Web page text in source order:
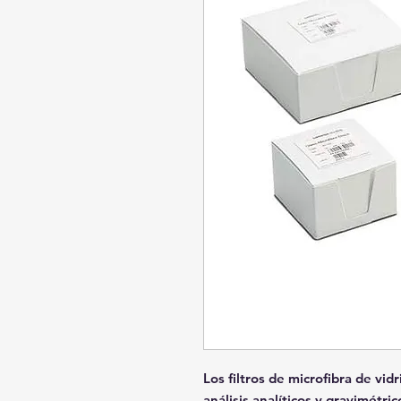
Los filtros de microfibra de